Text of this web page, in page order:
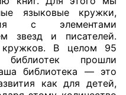
языковые кружки,
с элементами
звезд и писателей.
В целом 95
библиотек прошли
библиотека — это
как для детей,